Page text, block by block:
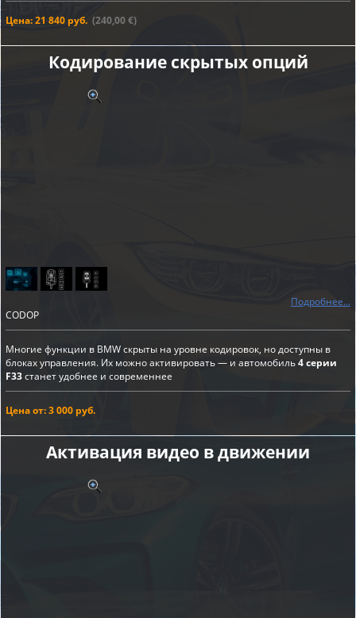
Цена: 21 840 руб. (240,00 €)
Кодирование скрытых опций
Подробнее...
CODOP
Многие функции в BMW скрыты на уровне кодировок, но доступны в
блоках управления. Их можно активировать — и автомобиль4 серии
F33станет удобнее и современнее
Цена от: 3 000 руб.
Активация видео в движении